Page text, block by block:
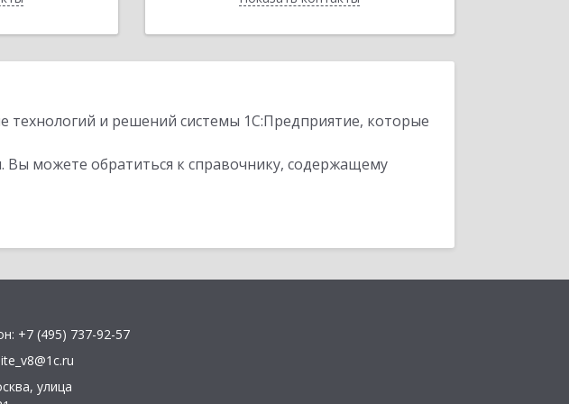
технологий и решений системы 1С:Предприятие, которые
можете обратиться к справочнику, содержащему
+7 (495) 737-92-57
, улица